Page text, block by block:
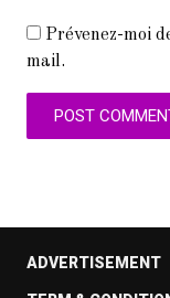
Prévenez-moi
mail.
ADVERTISEMENT